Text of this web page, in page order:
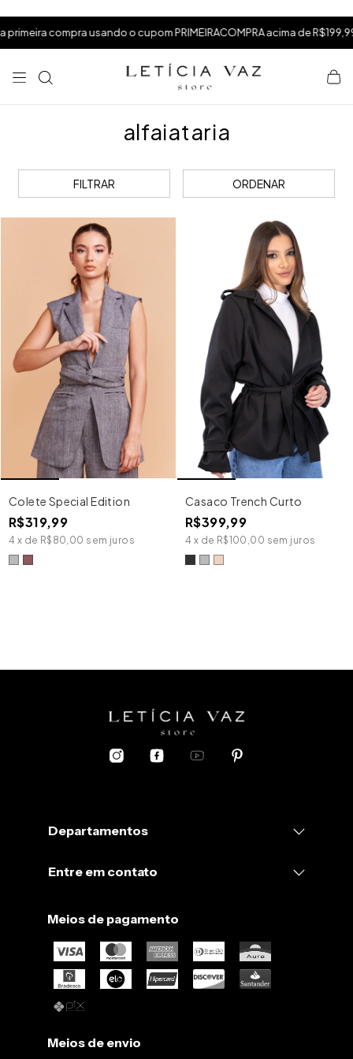
compra usando o cupom PRIMEIRACOMPRA acima de R$199,99 .
alfaiataria
FILTRAR ORDENAR
Colete Special Edition
R$319,99
4 x de R$80,00 sem juros
Casaco Trench Curto
R$399,99
4 x de R$100,00 sem juros
Departamentos
Entre em contato
Meios de pagamento
Meios de envio